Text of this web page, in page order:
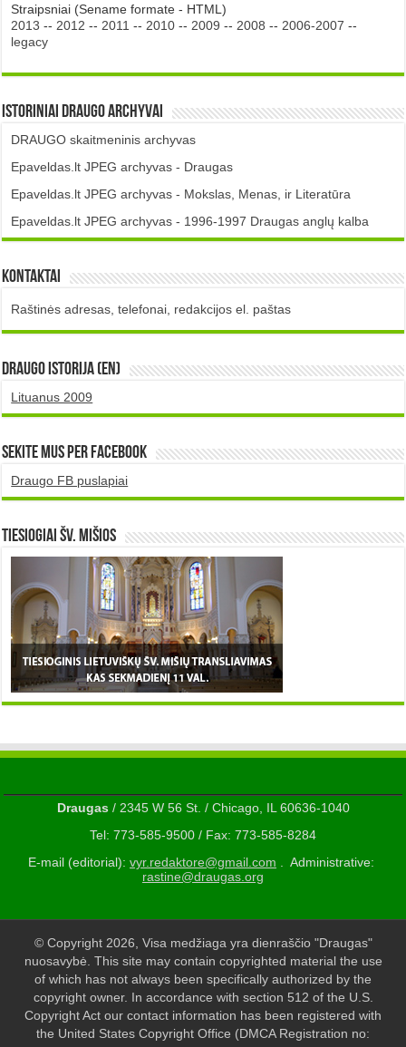
Straipsniai (Sename formate - HTML)
2013 -- 2012 -- 2011 -- 2010 -- 2009 -- 2008 -- 2006-2007 --
legacy
Istoriniai DRAUGO Archyvai
DRAUGO skaitmeninis archyvas
Epaveldas.lt JPEG archyvas - Draugas
Epaveldas.lt JPEG archyvas - Mokslas, Menas, ir Literatūra
Epaveldas.lt JPEG archyvas - 1996-1997 Draugas anglų kalba
Kontaktai
Raštinės adresas, telefonai, redakcijos el. paštas
DRAUGO istorija (EN)
Lituanus 2009
Sekite mus per Facebook
Draugo FB puslapiai
TIESIOGIAI šv. MIŠIOS
Draugas/ 2345 W 56 St. / Chicago, IL 60636-1040
Tel: 773-585-9500 / Fax: 773-585-8284
E-mail (editorial): vyr.redaktore@gmail.com . Administrative:
rastine@draugas.org
© Copyright 2026, Visa medžiaga yra dienraščio "Draugas"
nuosavybė. This site may contain copyrighted material the use
of which has not always been specifically authorized by the
copyright owner. In accordance with section 512 of the U.S.
Copyright Act our contact information has been registered with
the United States Copyright Office (DMCA Registration no: